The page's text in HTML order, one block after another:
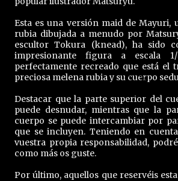
Esta es una versión maid de Mayuri,
rubia dibujada a menudo por
escultor Tokura (knead), ha sido
impresionante figura a escala
perfectamente recreado que está el
preciosa melena rubia y su cuerpo
Destacar que la parte superior del
puede desnudar, mientras que la
cuerpo se puede intercambiar por
que se incluyen. Teniendo en
vuestra propia responsabilidad,
como más os guste.
Por último, aquellos que reservéis